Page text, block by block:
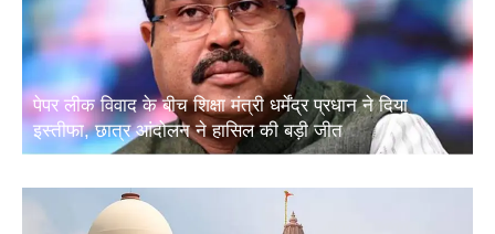
पेपर लीक विवाद के बीच शिक्षा मंत्री धर्मेंद्र प्रधान ने दिया
इस्तीफा, छात्र आंदोलन ने हासिल की बड़ी जीत